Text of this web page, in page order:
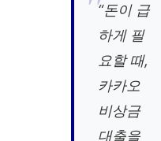
“돈이 급
하게 필
요할 때,
카카오
비상금
대출을